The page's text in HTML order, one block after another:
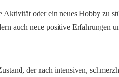
Aktivität oder ein neues Hobby zu
auch neue positive Erfahrungen
der nach intensiven,